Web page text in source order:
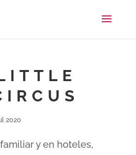
2020
y en hoteles,